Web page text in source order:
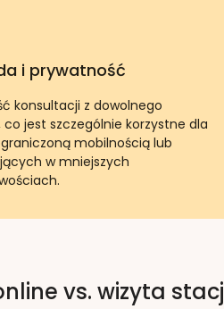
i prywatność
konsultacji z dowolnego
co jest szczególnie korzystne dla
mobilnością lub
w mniejszych
vs. wizyta